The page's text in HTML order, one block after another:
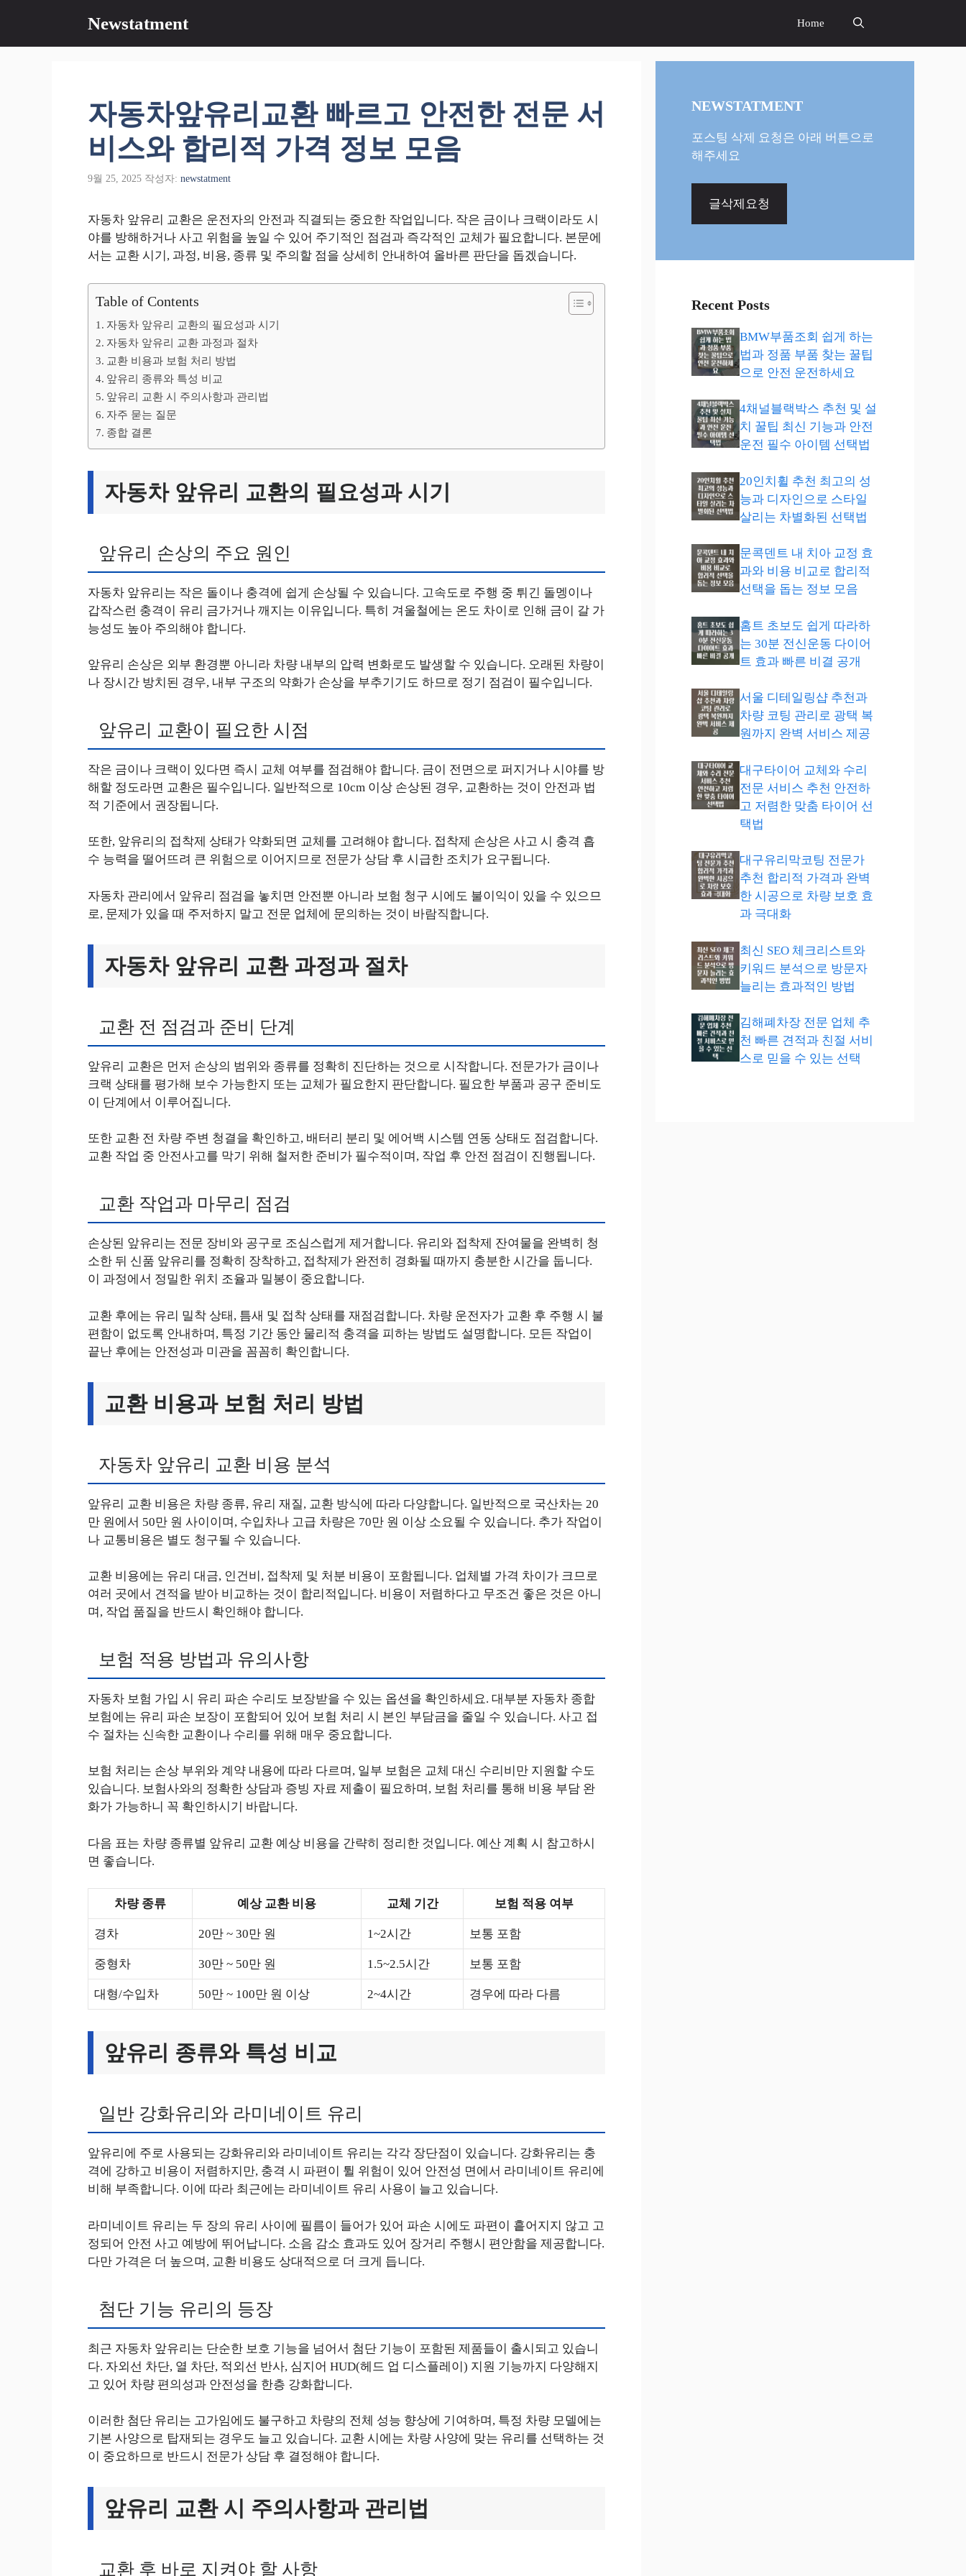
츠
Newstatment Home
자동차앞유리교환 빠르고 안전한 전문 서
비스와 합리적 가격 정보 모음
9월 25, 2025 작성자: newstatment
자동차 앞유리 교환은 운전자의 안전과 직결되는 중요한 작업입니다. 작은 금이나 크랙이라도 시
야를 방해하거나 사고 위험을 높일 수 있어 주기적인 점검과 즉각적인 교체가 필요합니다. 본문에
서는 교환 시기, 과정, 비용, 종류 및 주의할 점을 상세히 안내하여 올바른 판단을 돕겠습니다.
Table of Contents
자동차 앞유리 교환의 필요성과 시기
자동차 앞유리 교환 과정과 절차
교환 비용과 보험 처리 방법
앞유리 종류와 특성 비교
앞유리 교환 시 주의사항과 관리법
자주 묻는 질문
종합 결론
자동차 앞유리 교환의 필요성과 시기
앞유리 손상의 주요 원인
자동차 앞유리는 작은 돌이나 충격에 쉽게 손상될 수 있습니다. 고속도로 주행 중 튀긴 돌멩이나
갑작스런 충격이 유리 금가거나 깨지는 이유입니다. 특히 겨울철에는 온도 차이로 인해 금이 갈 가
능성도 높아 주의해야 합니다.
앞유리 손상은 외부 환경뿐 아니라 차량 내부의 압력 변화로도 발생할 수 있습니다. 오래된 차량이
나 장시간 방치된 경우, 내부 구조의 약화가 손상을 부추기기도 하므로 정기 점검이 필수입니다.
앞유리 교환이 필요한 시점
작은 금이나 크랙이 있다면 즉시 교체 여부를 점검해야 합니다. 금이 전면으로 퍼지거나 시야를 방
해할 정도라면 교환은 필수입니다. 일반적으로 10cm 이상 손상된 경우, 교환하는 것이 안전과 법
적 기준에서 권장됩니다.
또한, 앞유리의 접착제 상태가 약화되면 교체를 고려해야 합니다. 접착제 손상은 사고 시 충격 흡
수 능력을 떨어뜨려 큰 위험으로 이어지므로 전문가 상담 후 시급한 조치가 요구됩니다.
자동차 관리에서 앞유리 점검을 놓치면 안전뿐 아니라 보험 청구 시에도 불이익이 있을 수 있으므
로, 문제가 있을 때 주저하지 말고 전문 업체에 문의하는 것이 바람직합니다.
자동차 앞유리 교환 과정과 절차
교환 전 점검과 준비 단계
앞유리 교환은 먼저 손상의 범위와 종류를 정확히 진단하는 것으로 시작합니다. 전문가가 금이나
크랙 상태를 평가해 보수 가능한지 또는 교체가 필요한지 판단합니다. 필요한 부품과 공구 준비도
이 단계에서 이루어집니다.
또한 교환 전 차량 주변 청결을 확인하고, 배터리 분리 및 에어백 시스템 연동 상태도 점검합니다.
교환 작업 중 안전사고를 막기 위해 철저한 준비가 필수적이며, 작업 후 안전 점검이 진행됩니다.
교환 작업과 마무리 점검
손상된 앞유리는 전문 장비와 공구로 조심스럽게 제거합니다. 유리와 접착제 잔여물을 완벽히 청
소한 뒤 신품 앞유리를 정확히 장착하고, 접착제가 완전히 경화될 때까지 충분한 시간을 둡니다.
이 과정에서 정밀한 위치 조율과 밀봉이 중요합니다.
교환 후에는 유리 밀착 상태, 틈새 및 접착 상태를 재점검합니다. 차량 운전자가 교환 후 주행 시 불
편함이 없도록 안내하며, 특정 기간 동안 물리적 충격을 피하는 방법도 설명합니다. 모든 작업이
끝난 후에는 안전성과 미관을 꼼꼼히 확인합니다.
교환 비용과 보험 처리 방법
자동차 앞유리 교환 비용 분석
앞유리 교환 비용은 차량 종류, 유리 재질, 교환 방식에 따라 다양합니다. 일반적으로 국산차는 20
만 원에서 50만 원 사이이며, 수입차나 고급 차량은 70만 원 이상 소요될 수 있습니다. 추가 작업이
나 교통비용은 별도 청구될 수 있습니다.
교환 비용에는 유리 대금, 인건비, 접착제 및 처분 비용이 포함됩니다. 업체별 가격 차이가 크므로
여러 곳에서 견적을 받아 비교하는 것이 합리적입니다. 비용이 저렴하다고 무조건 좋은 것은 아니
며, 작업 품질을 반드시 확인해야 합니다.
보험 적용 방법과 유의사항
자동차 보험 가입 시 유리 파손 수리도 보장받을 수 있는 옵션을 확인하세요. 대부분 자동차 종합
보험에는 유리 파손 보장이 포함되어 있어 보험 처리 시 본인 부담금을 줄일 수 있습니다. 사고 접
수 절차는 신속한 교환이나 수리를 위해 매우 중요합니다.
보험 처리는 손상 부위와 계약 내용에 따라 다르며, 일부 보험은 교체 대신 수리비만 지원할 수도
있습니다. 보험사와의 정확한 상담과 증빙 자료 제출이 필요하며, 보험 처리를 통해 비용 부담 완
화가 가능하니 꼭 확인하시기 바랍니다.
다음 표는 차량 종류별 앞유리 교환 예상 비용을 간략히 정리한 것입니다. 예산 계획 시 참고하시
면 좋습니다.
차량 종류 예상 교환 비용 교체 기간 보험 적용 여부
경차 20만 ~ 30만 원 1~2시간 보통 포함
중형차 30만 ~ 50만 원 1.5~2.5시간 보통 포함
대형/수입차 50만 ~ 100만 원 이상 2~4시간 경우에 따라 다름
앞유리 종류와 특성 비교
일반 강화유리와 라미네이트 유리
앞유리에 주로 사용되는 강화유리와 라미네이트 유리는 각각 장단점이 있습니다. 강화유리는 충
격에 강하고 비용이 저렴하지만, 충격 시 파편이 튈 위험이 있어 안전성 면에서 라미네이트 유리에
비해 부족합니다. 이에 따라 최근에는 라미네이트 유리 사용이 늘고 있습니다.
라미네이트 유리는 두 장의 유리 사이에 필름이 들어가 있어 파손 시에도 파편이 흩어지지 않고 고
정되어 안전 사고 예방에 뛰어납니다. 소음 감소 효과도 있어 장거리 주행시 편안함을 제공합니다.
다만 가격은 더 높으며, 교환 비용도 상대적으로 더 크게 듭니다.
첨단 기능 유리의 등장
최근 자동차 앞유리는 단순한 보호 기능을 넘어서 첨단 기능이 포함된 제품들이 출시되고 있습니
다. 자외선 차단, 열 차단, 적외선 반사, 심지어 HUD(헤드 업 디스플레이) 지원 기능까지 다양해지
고 있어 차량 편의성과 안전성을 한층 강화합니다.
이러한 첨단 유리는 고가임에도 불구하고 차량의 전체 성능 향상에 기여하며, 특정 차량 모델에는
기본 사양으로 탑재되는 경우도 늘고 있습니다. 교환 시에는 차량 사양에 맞는 유리를 선택하는 것
이 중요하므로 반드시 전문가 상담 후 결정해야 합니다.
앞유리 교환 시 주의사항과 관리법
교환 후 바로 지켜야 할 사항
NEWSTATMENT
포스팅 삭제 요청은 아래 버튼으로
해주세요
글삭제요청
Recent Posts
BMW부품조회 쉽게 하는
법과 정품 부품 찾는 꿀팁
으로 안전 운전하세요
4채널블랙박스 추천 및 설
치 꿀팁 최신 기능과 안전
운전 필수 아이템 선택법
20인치휠 추천 최고의 성
능과 디자인으로 스타일
살리는 차별화된 선택법
문콕덴트 내 치아 교정 효
과와 비용 비교로 합리적
선택을 돕는 정보 모음
홈트 초보도 쉽게 따라하
는 30분 전신운동 다이어
트 효과 빠른 비결 공개
서울 디테일링샵 추천과
차량 코팅 관리로 광택 복
원까지 완벽 서비스 제공
대구타이어 교체와 수리
전문 서비스 추천 안전하
고 저렴한 맞춤 타이어 선
택법
대구유리막코팅 전문가
추천 합리적 가격과 완벽
한 시공으로 차량 보호 효
과 극대화
최신 SEO 체크리스트와
키워드 분석으로 방문자
늘리는 효과적인 방법
김해폐차장 전문 업체 추
천 빠른 견적과 친절 서비
스로 믿을 수 있는 선택